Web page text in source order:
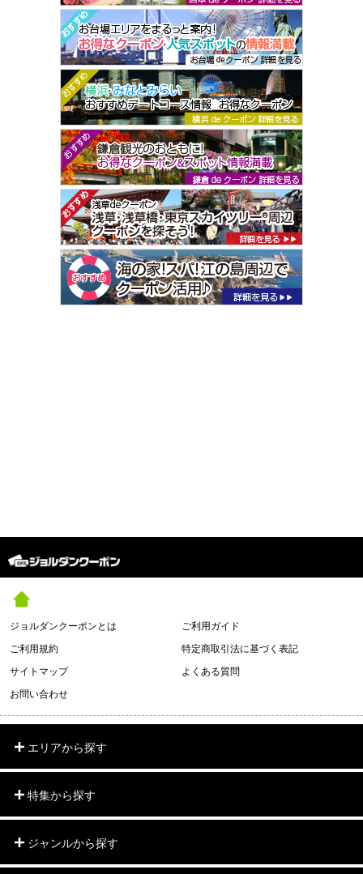
ジョルダンクーポンとは
ご利用ガイド
ご利用規約
特定商取引法に基づく表記
サイトマップ
よくある質問
お問い合わせ
エリアから探す
特集から探す
ジャンルから探す